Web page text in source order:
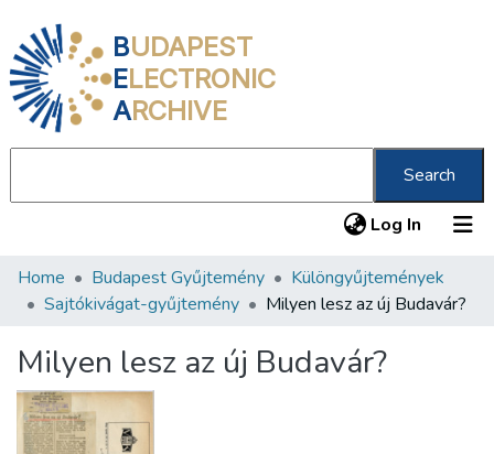
BUDAPEST
ELECTRONIC
ARCHIVE
Search
Log In (current)
Communities & Collections
Statistics
About us
Home Budapest Gyűjtemény
Különgyűjtemények
Sajtókivágat-gyűjtemény
Milyen lesz az új Budavár?
Milyen lesz az új Budavár?